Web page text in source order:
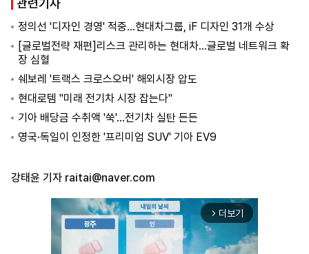
관련기사
정의선 '디자인 경영' 적중…현대차그룹, iF 디자인 31개 수상
[글로벌전략 재편]리스크 관리하는 현대차…글로벌 네트워크 확
장 심혈
쉐보레 '트랙스 크로스오버' 해외시장 압도
현대로템 "미래 전기차 시장 잡는다"
기아 배당금 수취액 '쑥'…전기차 실탄 든든
영국·독일이 인정한 '프리미엄 SUV' 기아 EV9
강태윤 기자 raitai@naver.com
arrow_forward_ios 더보기